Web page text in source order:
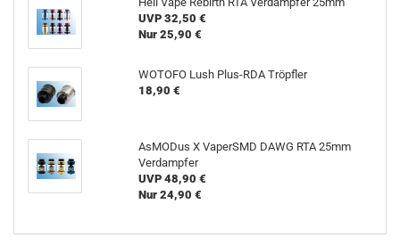
UVP 32,50 €
Nur 25,90 €
WOTOFO Lush Plus-RDA Tröpfler
18,90 €
AsMODus X VaperSMD DAWG RTA 25mm
Verdampfer
UVP 48,90 €
Nur 24,90 €